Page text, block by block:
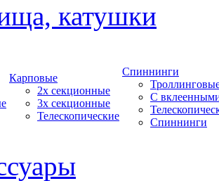
катушки
Карповые
2х секционные
3х секционные
Телескопические
Спиннинги
С
Спиннинги